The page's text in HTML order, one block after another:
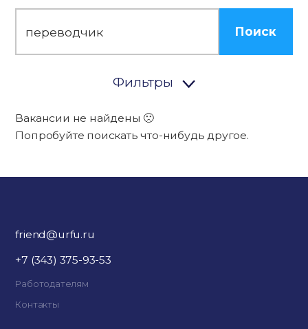
Поиск
Фильтры
Вакансии не найдены 🙁
Попробуйте поискать что-нибудь другое.
friend@urfu.ru
+7 (343) 375-93-53
Работодателям
Контакты